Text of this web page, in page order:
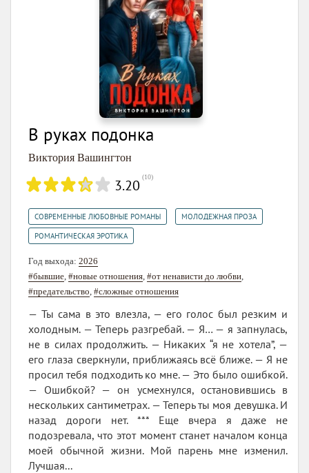
В руках подонка
Виктория Вашингтон
3.20 (10)
СОВРЕМЕННЫЕ ЛЮБОВНЫЕ РОМАНЫ МОЛОДЕЖНАЯ ПРОЗА
РОМАНТИЧЕСКАЯ ЭРОТИКА
Год выхода: 2026
#бывшие #новые отношения #от ненависти до любви
#предательство #сложные отношения
— Ты сама в это влезла, — его голос был резким и
холодным. — Теперь разгребай. — Я… — я запнулась,
не в силах продолжить. — Никаких “я не хотела”, —
его глаза сверкнули, приближаясь всё ближе. — Я не
просил тебя подходить ко мне. — Это было ошибкой.
— Ошибкой? — он усмехнулся, остановившись в
нескольких сантиметрах. — Теперь ты моя девушка. И
назад дороги нет. *** Еще вчера я даже не
подозревала, что этот момент станет началом конца
моей обычной жизни. Мой парень мне изменил.
Лучшая...